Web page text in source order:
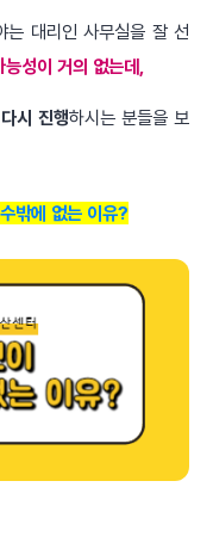
는 대리인 사무실을 잘 선
성이 거의 없는데,
시 진행하시는 분들을 보
밖에 없는 이유?